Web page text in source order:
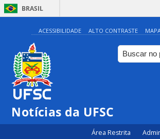
BRASIL
ACESSIBILIDADE ALTO CONTRASTE
Notícias da UFSC
Área Restrita